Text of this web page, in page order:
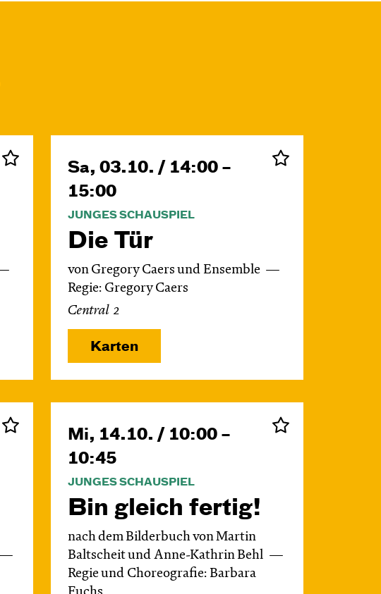
Sa, 03.10. / 14:00 –
15:00
JUNGES SCHAUSPIEL
Die Tür
von Gregory Caers und Ensemble
Regie: Gregory Caers
Central 2
Karten
Mi, 14.10. / 10:00 –
10:45
JUNGES SCHAUSPIEL
Bin gleich fertig!
nach dem Bilderbuch von Martin
Baltscheit und Anne-Kathrin Behl
Regie und Choreografie: Barbara